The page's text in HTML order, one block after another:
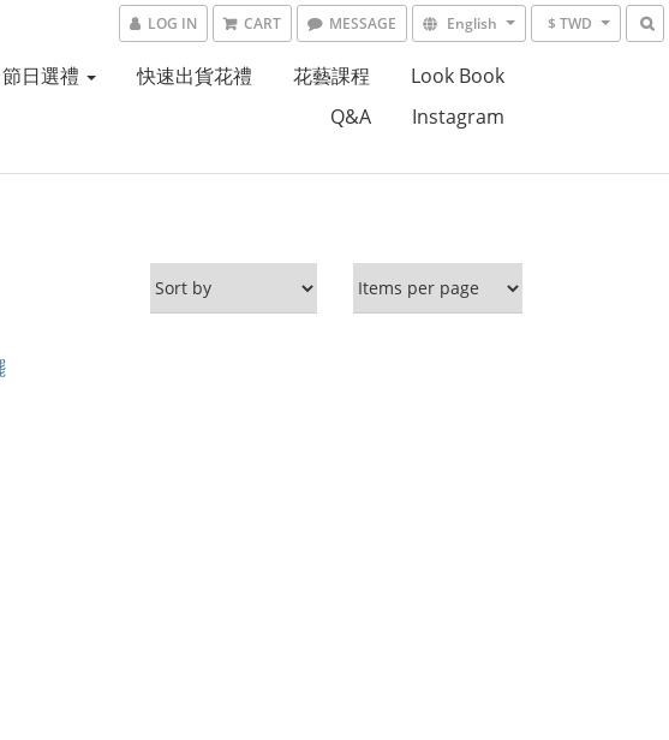
LOG IN CART MESSAGE English $ TWD
節日選禮 快速出貨花禮 花藝課程
Look Book
Q&A
Instagram